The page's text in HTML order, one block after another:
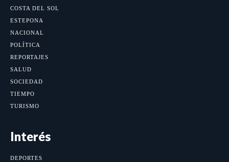
COSTA DEL SOL
ESTEPONA
NACIONAL
POLÍTICA
REPORTAJES
SALUD
SOCIEDAD
TIEMPO
TURISMO
Interés
DEPORTES